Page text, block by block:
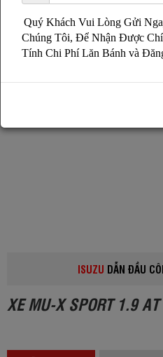
ISUZU DẪN ĐẦU
Quý Khách Vui Lòng Gửi
Chúng Tôi, Để Nhận Được
Tính Chi Phí Lăn Bánh và
XE MU-X SPORT 1.9